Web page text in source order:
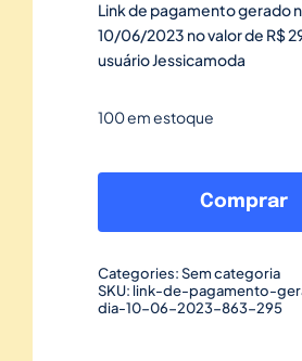
Link de pagamento gerado
10/06/2023 no valor de R$
usuário Jessicamoda
100 em estoque
de
no
dia
Comprar
Categories:Sem categoria
SKU: link-de-pagamento-
dia-10-06-2023-863-295